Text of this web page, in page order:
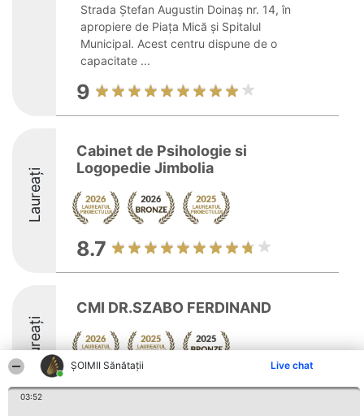
ŞOIMII Sănătații Live chat
03:52
Strada Ștefan Augustin Doinaș nr. 14, în
apropiere de Piața Mică și Spitalul
Municipal. Acest centru dispune de o
capacitate ...
9
Laureați
Cabinet de Psihologie si
Logopedie Jimbolia
8.7
Laureați
CMI DR.SZABO FERDINAND
8.2